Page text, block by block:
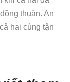
thuận. An
hai cùng tận